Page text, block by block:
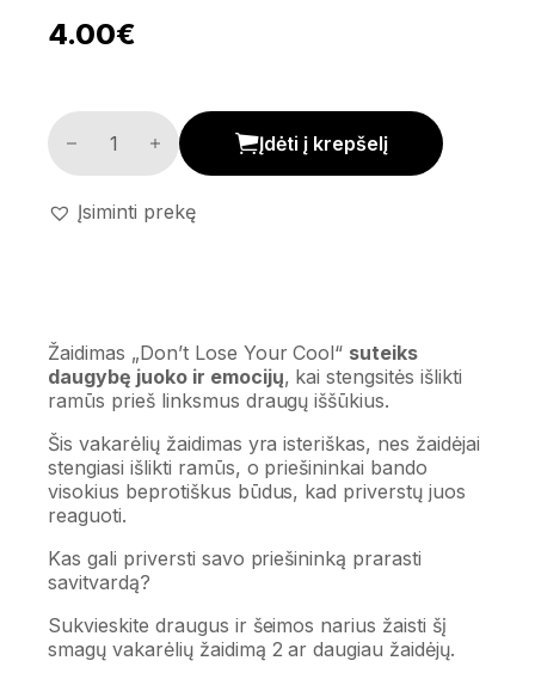
4.00€
Žaidimas 'Don't Lose Your Cool' kiekis
Įdėti į krepšelį
Įsiminti prekę
Žaidimas „Don’t Lose Your Cool“ suteiks
daugybę juoko ir emocijų, kai stengsitės išlikti
ramūs prieš linksmus draugų iššūkius.
Šis vakarėlių žaidimas yra isteriškas, nes žaidėjai
stengiasi išlikti ramūs, o priešininkai bando
visokius beprotiškus būdus, kad priverstų juos
reaguoti.
Kas gali priversti savo priešininką prarasti
savitvardą?
Sukvieskite draugus ir šeimos narius žaisti šį
smagų vakarėlių žaidimą 2 ar daugiau žaidėjų.